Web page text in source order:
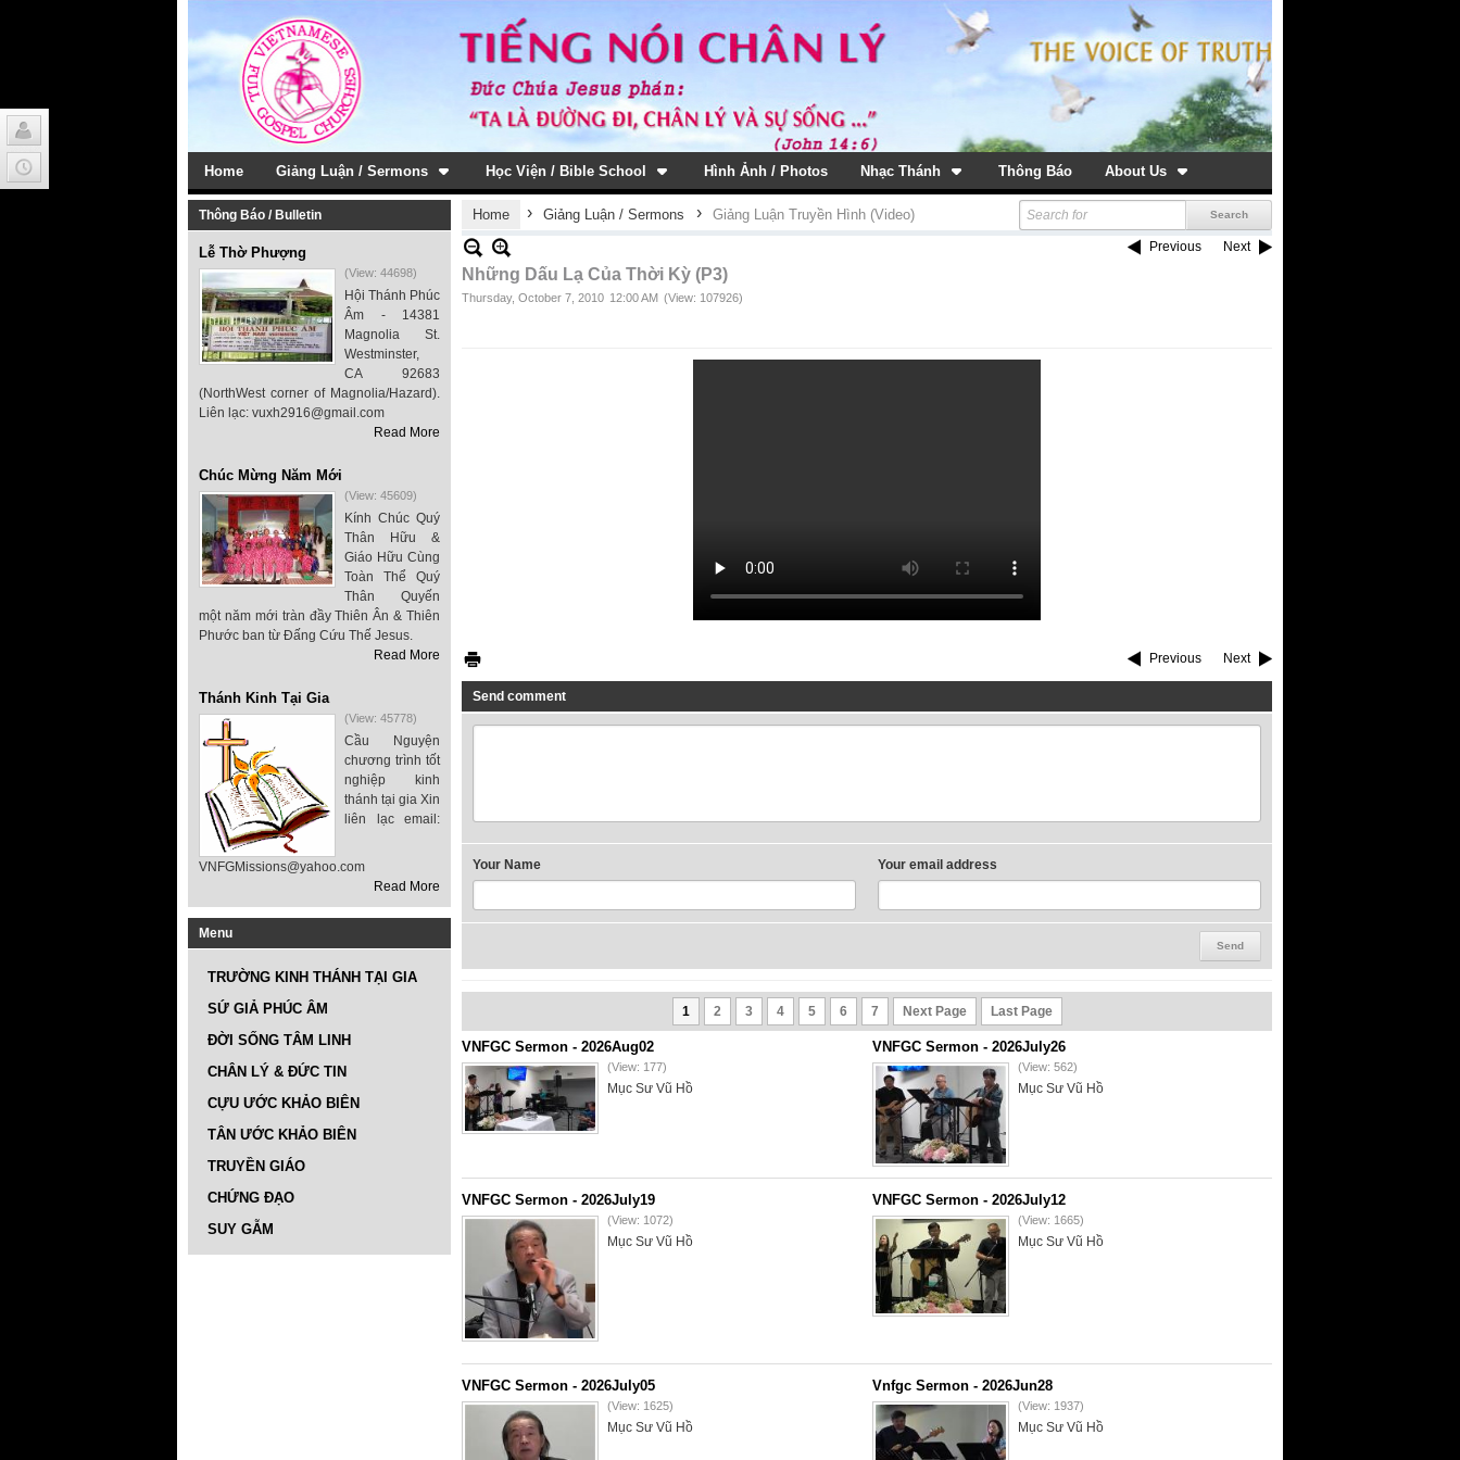
Home Giảng Luận / Sermons Học Viện / Bible School Hình Ảnh / Photos Nhạc Thánh Thông Báo About Us
Thông Báo / Bulletin
Lễ Thờ Phượng
(View: 44698)
Hội Thánh Phúc
Âm - 14381
Magnolia St.
Westminster,
CA 92683
(NorthWest corner of Magnolia/Hazard).
Liên lạc: vuxh2916@gmail.com
Read More
Chúc Mừng Năm Mới
(View: 45609)
Kính Chúc Quý
Thân Hữu &
Giáo Hữu Cùng
Toàn Thể Quý
Thân Quyến
một năm mới tràn đầy Thiên Ân & Thiên
Phước ban từ Đấng Cứu Thế Jesus.
Read More
Thánh Kinh Tại Gia
(View: 45778)
Cầu Nguyện
chương trình tốt
nghiệp kinh
thánh tại gia Xin
liên lạc email:
VNFGMissions@yahoo.com
Read More
Menu
TRƯỜNG KINH THÁNH TẠI GIA
SỨ GIẢ PHÚC ÂM
ĐỜI SỐNG TÂM LINH
CHÂN LÝ & ĐỨC TIN
CỰU ƯỚC KHẢO BIÊN
TÂN ƯỚC KHẢO BIÊN
TRUYỀN GIÁO
CHỨNG ĐẠO
SUY GẪM
Home › Giảng Luận / Sermons › Giảng Luận Truyền Hình (Video)
Previous Next
Những Dấu Lạ Của Thời Kỳ (P3)
Thursday, October 7, 2010 12:00 AM (View: 107926)
Previous Next
Send comment
Your Name Your email address
1 2 3 4 5 6 7 Next Page Last Page
VNFGC Sermon - 2026Aug02
(View: 177)
Mục Sư Vũ Hồ
VNFGC Sermon - 2026July26
(View: 562)
Mục Sư Vũ Hồ
VNFGC Sermon - 2026July19
(View: 1072)
Mục Sư Vũ Hồ
VNFGC Sermon - 2026July12
(View: 1665)
Mục Sư Vũ Hồ
VNFGC Sermon - 2026July05
(View: 1625)
Mục Sư Vũ Hồ
Vnfgc Sermon - 2026Jun28
(View: 1937)
Mục Sư Vũ Hồ